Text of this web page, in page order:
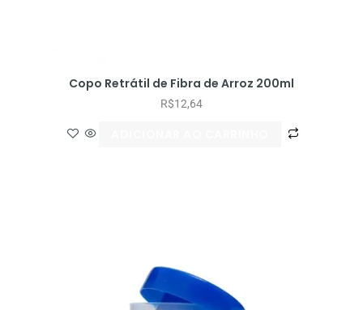
Copo Retrátil de Fibra de Arroz 200ml
R$12,64